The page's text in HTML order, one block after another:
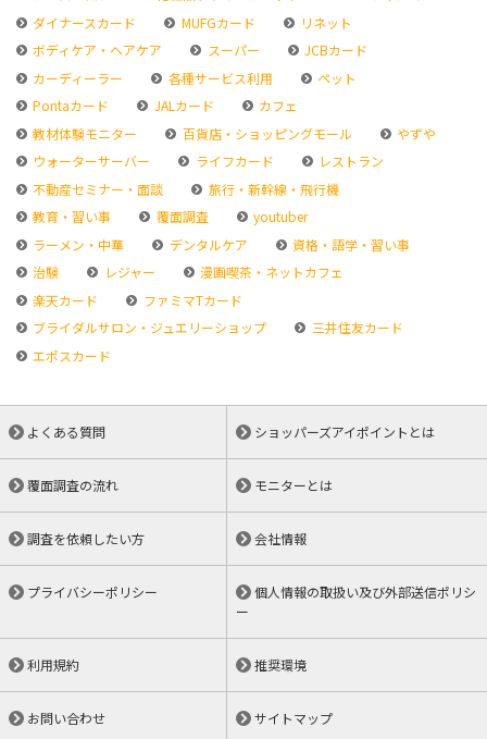
ダイナースカード
MUFGカード
リネット
ボディケア・ヘアケア
スーパー
JCBカード
カーディーラー
各種サービス利用
ペット
Pontaカード
JALカード
カフェ
教材体験モニター
百貨店・ショッピングモール
やずや
ウォーターサーバー
ライフカード
レストラン
不動産セミナー・面談
旅行・新幹線・飛行機
教育・習い事
覆面調査
youtuber
ラーメン・中華
デンタルケア
資格・語学・習い事
治験
レジャー
漫画喫茶・ネットカフェ
楽天カード
ファミマTカード
ブライダルサロン・ジュエリーショップ
三井住友カード
エポスカード
よくある質問 ショッパーズアイポイントとは
覆面調査の流れ モニターとは
調査を依頼したい方 会社情報
プライバシーポリシー
個人情報の取扱い及び外部送信ポリシ
ー
利用規約 推奨環境
お問い合わせ サイトマップ